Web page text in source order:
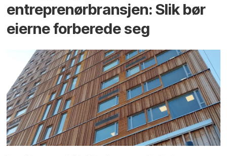
entreprenør­bransjen: Slik bør
eierne forberede seg